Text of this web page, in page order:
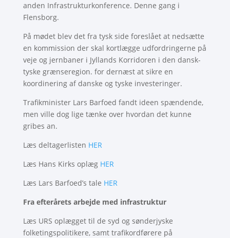
anden Infrastrukturkonference. Denne gang i
Flensborg.
På mødet blev det fra tysk side foreslået at nedsætte
en kommission der skal kortlægge udfordringerne på
veje og jernbaner i Jyllands Korridoren i den dansk-
tyske grænseregion. for dernæst at sikre en
koordinering af danske og tyske investeringer.
Trafikminister Lars Barfoed fandt ideen spændende,
men ville dog lige tænke over hvordan det kunne
gribes an.
Læs deltagerlisten HER
Læs Hans Kirks oplæg HER
Læs Lars Barfoed’s tale HER
Fra efterårets arbejde med infrastruktur
Læs URS oplægget til de syd og sønderjyske
folketingspolitikere, samt trafikordførere på